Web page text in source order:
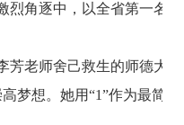
烈角逐中，以全省第一名
芳老师舍己救生的师德大
梦想。她用“1”作为最简